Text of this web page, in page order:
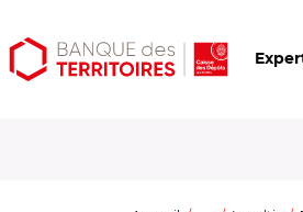
Aller
au
Aller
au
Ouvrir
les